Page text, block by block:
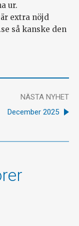
ur.
extra nöjd
så kanske den
NÄSTA NYHET
December 2025